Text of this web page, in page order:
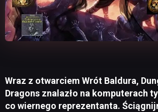
Wraz z otwarciem Wrót Baldura,
Dragons znalazło na komputerach
co wiernego reprezentanta.